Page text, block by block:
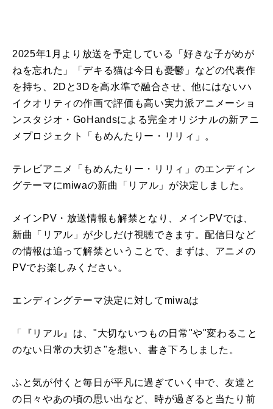
2025年1月より放送を予定している「好きな子がめが
ねを忘れた」「デキる猫は今日も憂鬱」などの代表作
を持ち、2Dと3Dを高水準で融合させ、他にはないハ
イクオリティの作画で評価も高い実力派アニメーショ
ンスタジオ・GoHandsによる完全オリジナルの新アニ
メプロジェクト「もめんたりー・リリィ」。
テレビアニメ「もめんたりー・リリィ」のエンディン
グテーマにmiwaの新曲「リアル」が決定しました。
メインPV・放送情報も解禁となり、メインPVでは、
新曲「リアル」が少しだけ視聴できます。配信日など
の情報は追って解禁ということで、まずは、アニメの
PVでお楽しみください。
エンディングテーマ決定に対してmiwaは
「『リアル』は、"大切ないつもの日常"や"変わること
のない日常の大切さ"を想い、書き下ろしました。
ふと気が付くと毎日が平凡に過ぎていく中で、友達と
の日々やあの頃の思い出など、時が過ぎると当たり前